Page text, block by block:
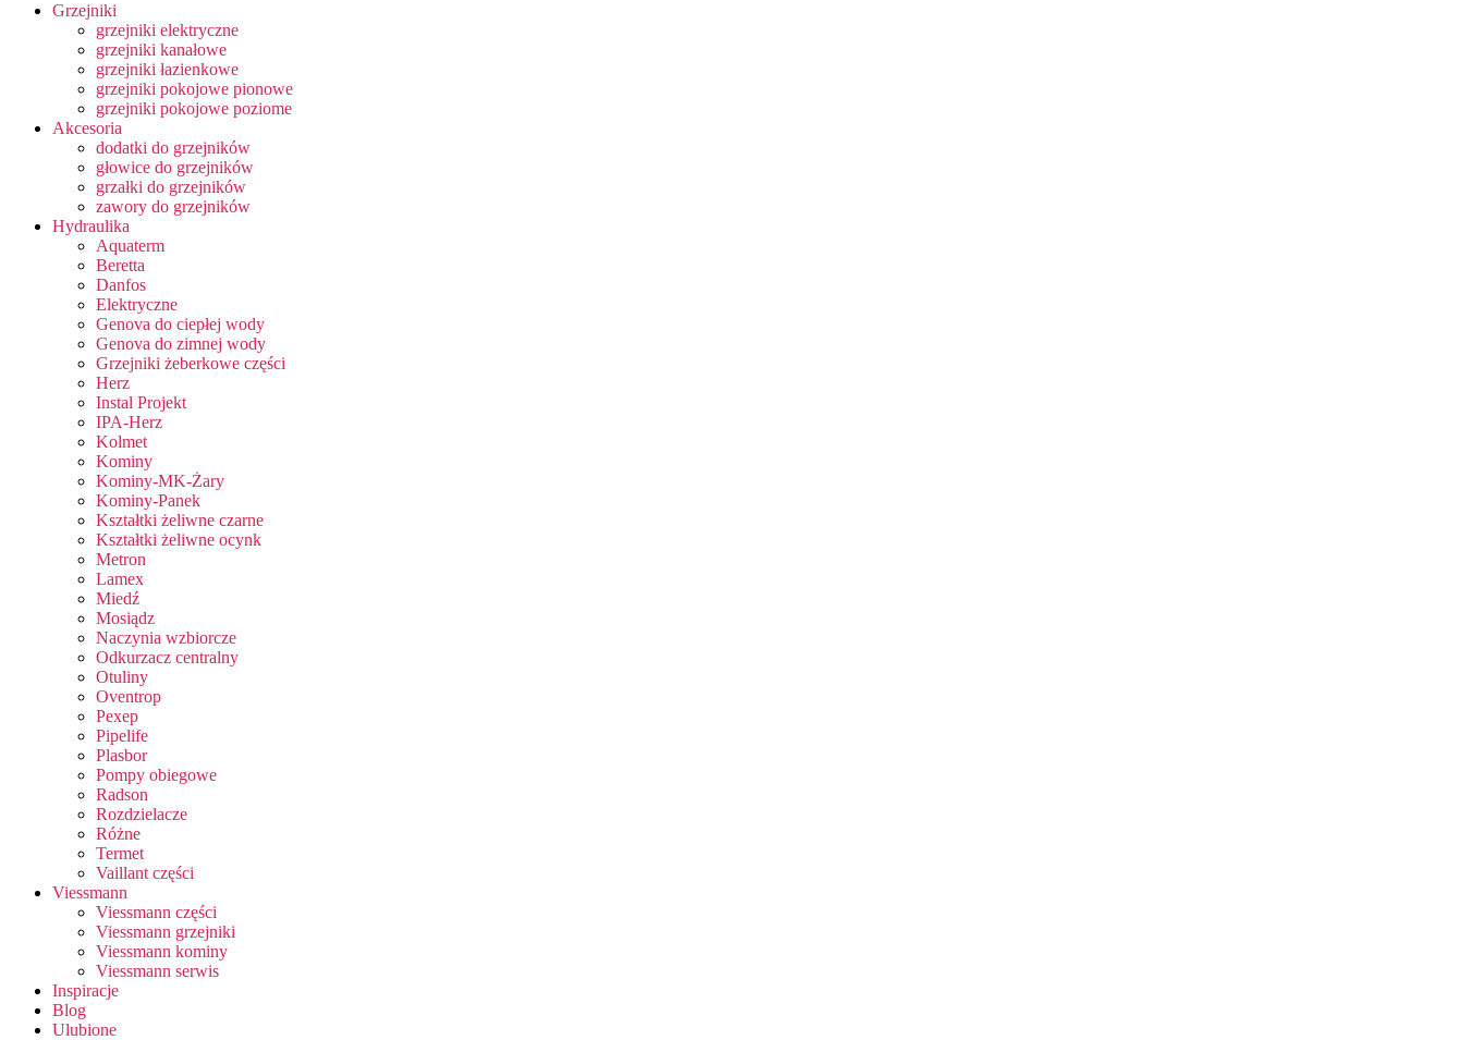
Grzejniki
grzejniki elektryczne
grzejniki kanałowe
grzejniki łazienkowe
grzejniki pokojowe pionowe
grzejniki pokojowe poziome
Akcesoria
dodatki do grzejników
głowice do grzejników
grzałki do grzejników
zawory do grzejników
Hydraulika
Aquaterm
Beretta
Danfos
Elektryczne
Genova do ciepłej wody
Genova do zimnej wody
Grzejniki żeberkowe części
Herz
Instal Projekt
IPA-Herz
Kolmet
Kominy
Kominy-MK-Żary
Kominy-Panek
Kształtki żeliwne czarne
Kształtki żeliwne ocynk
Metron
Lamex
Miedź
Mosiądz
Naczynia wzbiorcze
Odkurzacz centralny
Otuliny
Oventrop
Pexep
Pipelife
Plasbor
Pompy obiegowe
Radson
Rozdzielacze
Różne
Termet
Vaillant części
Viessmann
Viessmann części
Viessmann grzejniki
Viessmann kominy
Viessmann serwis
Inspiracje
Blog
Ulubione